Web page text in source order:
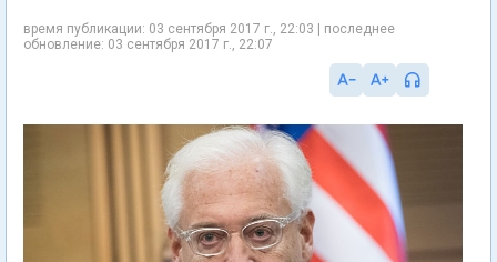
время публикации: 03 сентября 2017 г., 22:03 | последнее
обновление: 03 сентября 2017 г., 22:07